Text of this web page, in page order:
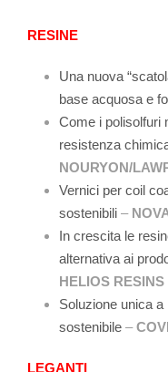
RESINE
Una nuova
base acquosa e
Come i polisolfuri
resistenza
NOURYON/
Vernici per coil
sostenibili –
In crescita le
alternativa ai
HELIOS RESINS
Soluzione unica
sostenibile –
LEGANTI